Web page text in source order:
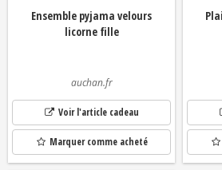
Ensemble pyjama velours
licorne fille
auchan.fr
Voir l'article cadeau
Marquer comme acheté